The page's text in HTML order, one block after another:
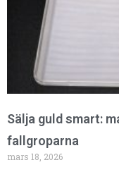
Sälja guld smart:
fallgroparna
mars 18, 2026